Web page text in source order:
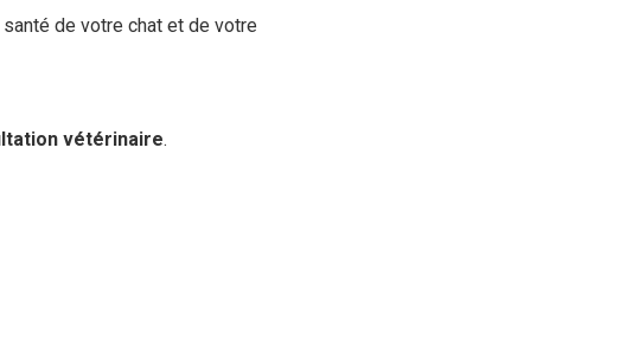
de votre chat et de votre
vétérinaire.